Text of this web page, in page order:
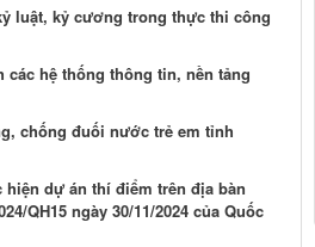
luật, kỷ cương trong thực thi công
hệ thống thông tin, nền tảng
chống đuối nước trẻ em tỉnh
dự án thí điểm trên địa bàn
QH15 ngày 30/11/2024 của Quốc